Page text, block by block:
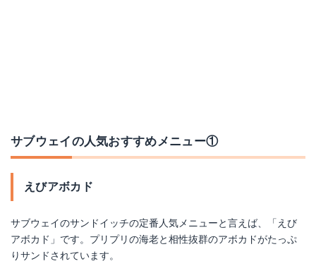
サブウェイの人気おすすめメニュー①
えびアボカド
サブウェイのサンドイッチの定番人気メニューと言えば、「えび
アボカド」です。プリプリの海老と相性抜群のアボカドがたっぷ
りサンドされています。